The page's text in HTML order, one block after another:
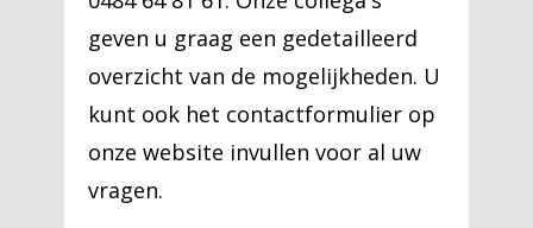
geven u graag een gedetailleerd
overzicht van de mogelijkheden. U
kunt ook het contactformulier op
onze website invullen voor al uw
vragen.